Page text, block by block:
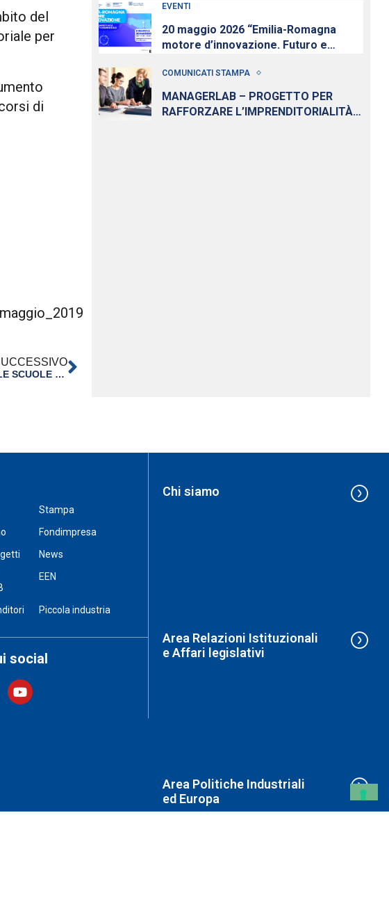
del
per
di
CREA IL TUO FUTURO – ISCRIVITI AGLI ITS, LE SCUOLE DI ALTA FORMAZIONE TECNICA DELL’EMILIA-ROMAGNA
nell’anniversario del sisma
EVENTI
20 maggio 2026 “Emilia-Romagna
motore d’innovazione. Futuro e
biomedicale” a Mirandola
COMUNICATI STAMPA
MANAGERLAB – PROGETTO PER
RAFFORZARE L’IMPRENDITORIALITÀ
Stampa
Fondimpresa
News
EEN
Piccola industria
social
Chi siamo
Area Relazioni Istituzionali
e Affari legislativi
Area Politiche Industriali
ed Europa